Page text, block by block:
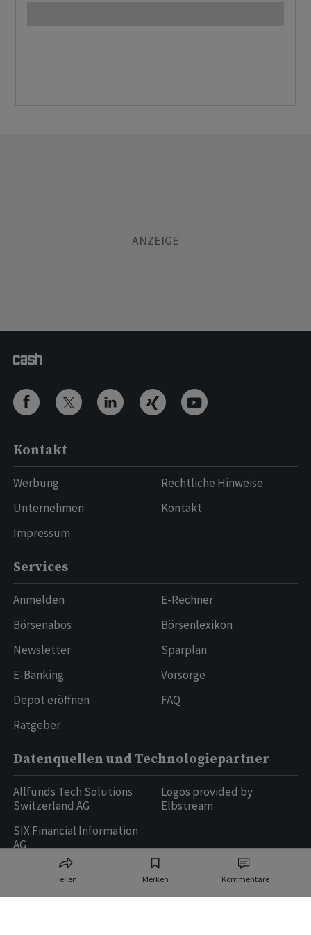
Teilen Merken Kommentare
Kontakt
Werbung
Unternehmen
Impressum
Rechtliche Hinweise
Kontakt
Services
Anmelden
Börsenabos
Newsletter
E-Banking
Depot eröffnen
Ratgeber
E-Rechner
Börsenlexikon
Sparplan
Vorsorge
FAQ
Datenquellen und Technologiepartner
Allfunds Tech Solutions
Switzerland AG
SIX Financial Information
AG
Logos provided by
Elbstream
Ringier AG | Ringier Medien Schweiz